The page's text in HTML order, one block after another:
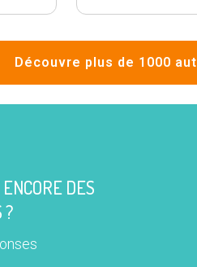
Découvre plus de 1000
DES
?